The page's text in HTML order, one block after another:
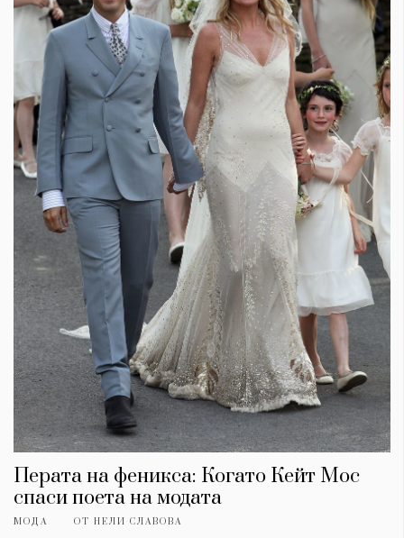
Перата на феникса: Когато Кейт Мос
спаси поета на модата
МОДА ОТ НЕЛИ СЛАВОВА